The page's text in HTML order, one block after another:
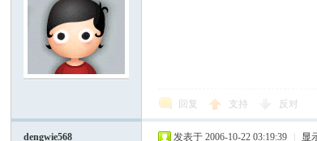
回复 支持 反对
dengwie568 发表于 2006-10-22 03:19:39 显